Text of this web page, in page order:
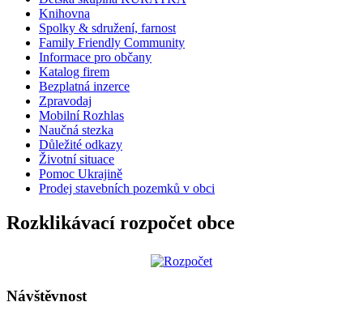
Knihovna
Spolky & sdružení, farnost
Family Friendly Community
Informace pro občany
Katalog firem
Bezplatná inzerce
Zpravodaj
Mobilní Rozhlas
Naučná stezka
Důležité odkazy
Životní situace
Pomoc Ukrajině
Prodej stavebních pozemků v obci
Rozklikávací rozpočet obce
Návštěvnost